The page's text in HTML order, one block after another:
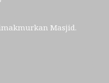
Masjid.